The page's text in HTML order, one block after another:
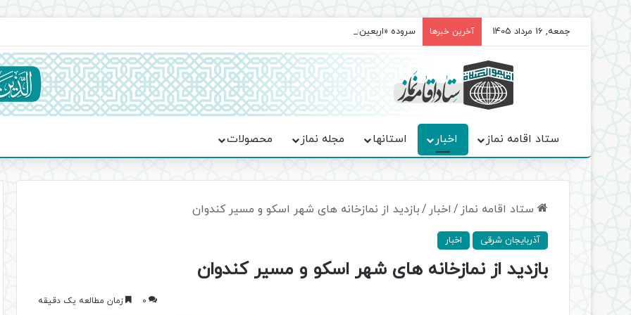
جمعه, 16 مرداد 1405 آخرین خبرها سروده‌ «اربعین»؛ روایت حماسه، استقامت و تمدن‌سازی امت اسلامی
ستاد اقامه نماز اخبار استانها مجله نماز محصولات
ستاد اقامه نماز / اخبار /بازدید از نمازخانه های شهر اسکو و مسیر کندوان
آذربایجان شرقی اخبار
بازدید از نمازخانه های شهر اسکو و مسیر کندوان
0 زمان مطالعه یک دقیقه